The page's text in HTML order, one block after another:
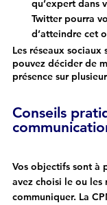
qu’expert dans
Twitter pourra
d’atteindre cet
Les réseaux
pouvez décider de
présence sur
Conseils
Vos objectifs sont à
avez choisi le ou les
communiquer. La